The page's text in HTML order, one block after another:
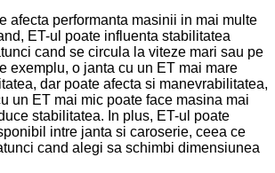
afecta performanta masinii in mai multe
ET-ul poate influenta stabilitatea
cand se circula la viteze mari sau pe
exemplu, o janta cu un ET mai mare
dar poate afecta si manevrabilitatea,
un ET mai mic poate face masina mai
stabilitatea. In plus, ET-ul poate
intre janta si caroserie, ceea ce
cand alegi sa schimbi dimensiunea